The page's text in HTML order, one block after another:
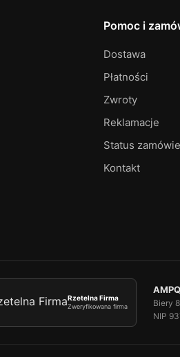
Pomoc i
Dostawa
Płatności
Zwroty
Reklamacje
Status
Kontakt
Rzetelna Firma
Zweryfikowana firma
Biery
NIP